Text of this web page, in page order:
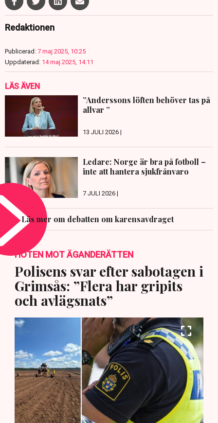
Redaktionen
Publicerad: 7 maj 2025, 10:25
Uppdaterad: 14 maj 2025, 14:11
LÄS ÄVEN
”Anderssons löften behöver tas på
allvar ”
13 JULI 2026 |
Ledare: Norge är bra på fotboll –
inte att hantera sjukfrånvaro
7 JULI 2026 |
Läs mer om debatten om karensavdraget
HOTEN MOT ÄGANDERÄTTEN
Polisens svar efter sabotagen i
Grimsås: ”Flera har gripits
och avlägsnats”